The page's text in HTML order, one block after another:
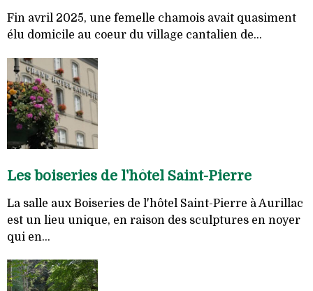
Fin avril 2025, une femelle chamois avait quasiment
élu domicile au coeur du village cantalien de...
Les boiseries de l'hôtel Saint-Pierre
La salle aux Boiseries de l'hôtel Saint-Pierre à Aurillac
est un lieu unique, en raison des sculptures en noyer
qui en...